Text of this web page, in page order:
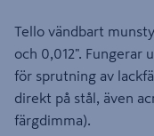
Tello vändbart
och 0,012". Fungerar
för sprutning av
direkt på stål, även
färgdimma).